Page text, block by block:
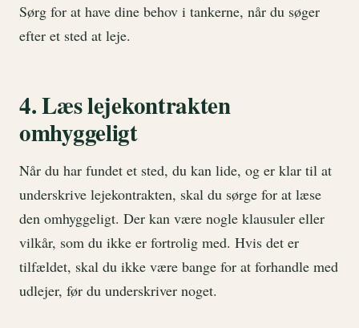
Sørg for at have dine behov i tankerne, når du søger
efter et sted at leje.
4. Læs lejekontrakten
omhyggeligt
Når du har fundet et sted, du kan lide, og er klar til at
underskrive lejekontrakten, skal du sørge for at læse
den omhyggeligt. Der kan være nogle klausuler eller
vilkår, som du ikke er fortrolig med. Hvis det er
tilfældet, skal du ikke være bange for at forhandle med
udlejer, før du underskriver noget.